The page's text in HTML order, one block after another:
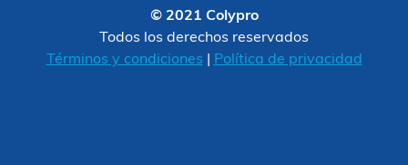
© 2021 Colypro
Todos los derechos reservados
Términos y condiciones
Política de privacidad